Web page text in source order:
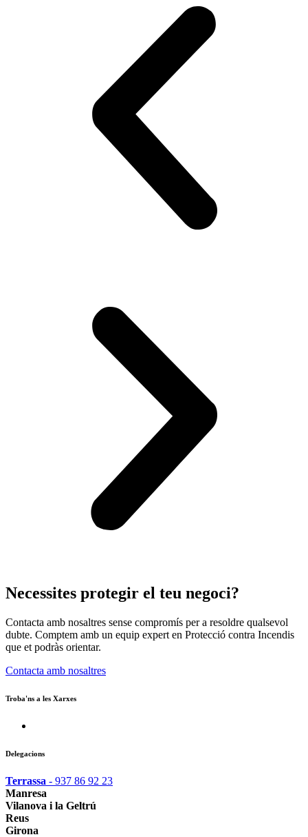
Necessites protegir el teu negoci?
Contacta amb nosaltres sense compromís per a resoldre qualsevol
dubte. Comptem amb un equip expert en Protecció contra Incendis
que et podràs orientar.
Contacta amb nosaltres
Troba'ns a les Xarxes
Delegacions
Terrassa - 937 86 92 23
Manresa
Vilanova i la Geltrú
Reus
Girona